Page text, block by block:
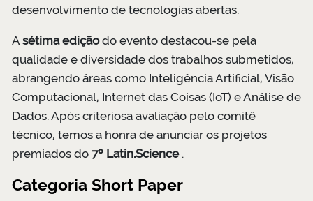
desenvolvimento de tecnologias abertas.
A sétima ediçãodo evento destacou-se pela
qualidade e diversidade dos trabalhos submetidos,
abrangendo áreas como Inteligência Artificial, Visão
Computacional, Internet das Coisas (IoT) e Análise de
Dados. Após criteriosa avaliação pelo comitê
técnico, temos a honra de anunciar os projetos
premiados do 7º Latin.Science .
Categoria Short Paper